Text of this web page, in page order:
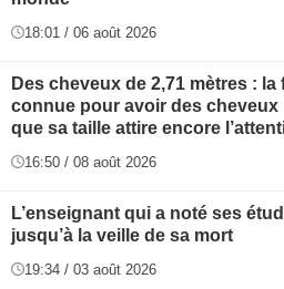
18:01 / 06 août 2026
Des cheveux de 2,71 mètres : la
connue pour avoir des
que sa taille attire encore
16:50 / 08 août 2026
L’enseignant qui a noté ses
jusqu’à la veille de sa mort
19:34 / 03 août 2026